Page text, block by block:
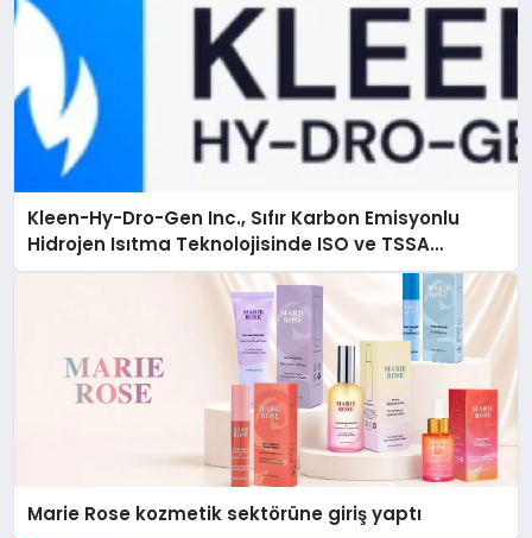
Kleen-Hy-Dro-Gen Inc., Sıfır Karbon Emisyonlu
Hidrojen Isıtma Teknolojisinde ISO ve TSSA
Düzenleyici Onaylarını Aldı
Marie Rose kozmetik sektörüne giriş yaptı